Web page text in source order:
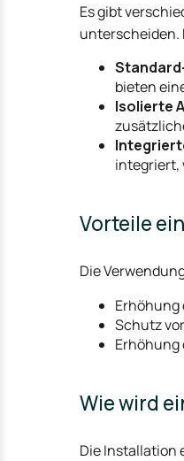
Es gibt
unterscheiden.
bieten
Isolierte
integriert,
Vorteile
Die
Erhöhung
Schutz
Erhöhung
Wie wird
Die Installation